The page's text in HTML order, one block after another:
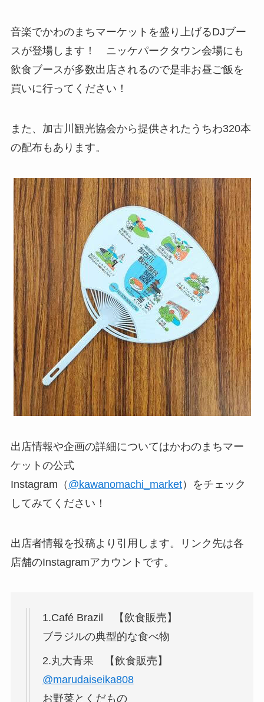
音楽でかわのまちマーケットを盛り上げるDJブー
スが登場します！ ニッケパークタウン会場にも
飲食ブースが多数出店されるので是非お昼ご飯を
買いに行ってください！
また、加古川観光協会から提供されたうちわ320本
の配布もあります。
出店情報や企画の詳細についてはかわのまちマー
ケットの公式
Instagram（ @kawanomachi_market）をチェック
してみてください！
出店者情報を投稿より引用します。リンク先は各
店舗のInstagramアカウントです。
1.Café Brazil 【飲食販売】
ブラジルの典型的な食べ物
2.丸大青果 【飲食販売】
@marudaiseika808
お野菜とくだもの